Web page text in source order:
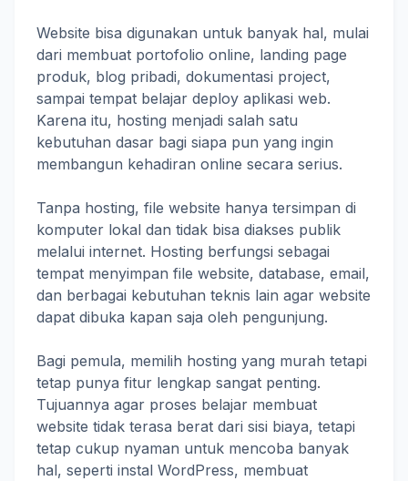
Website bisa digunakan untuk banyak hal, mulai
dari membuat portofolio online, landing page
produk, blog pribadi, dokumentasi project,
sampai tempat belajar deploy aplikasi web.
Karena itu, hosting menjadi salah satu
kebutuhan dasar bagi siapa pun yang ingin
membangun kehadiran online secara serius.
Tanpa hosting, file website hanya tersimpan di
komputer lokal dan tidak bisa diakses publik
melalui internet. Hosting berfungsi sebagai
tempat menyimpan file website, database, email,
dan berbagai kebutuhan teknis lain agar website
dapat dibuka kapan saja oleh pengunjung.
Bagi pemula, memilih hosting yang murah tetapi
tetap punya fitur lengkap sangat penting.
Tujuannya agar proses belajar membuat
website tidak terasa berat dari sisi biaya, tetapi
tetap cukup nyaman untuk mencoba banyak
hal, seperti instal WordPress, membuat